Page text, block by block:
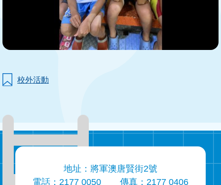
校外活動
地址：將軍澳唐賢街2號
電話：2177 0050
傳真：2177 0406